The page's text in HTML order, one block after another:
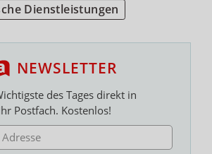
Dienstleistungen
NEWSLETTER
des Tages direkt in
Postfach. Kostenlos!